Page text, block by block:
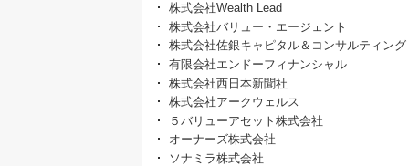
株式会社Wealth Lead
株式会社バリュー・エージェント
株式会社佐銀キャピタル＆コンサルティング
有限会社エンドーフィナンシャル
株式会社西日本新聞社
株式会社アークウェルス
５バリューアセット株式会社
オーナーズ株式会社
ソナミラ株式会社